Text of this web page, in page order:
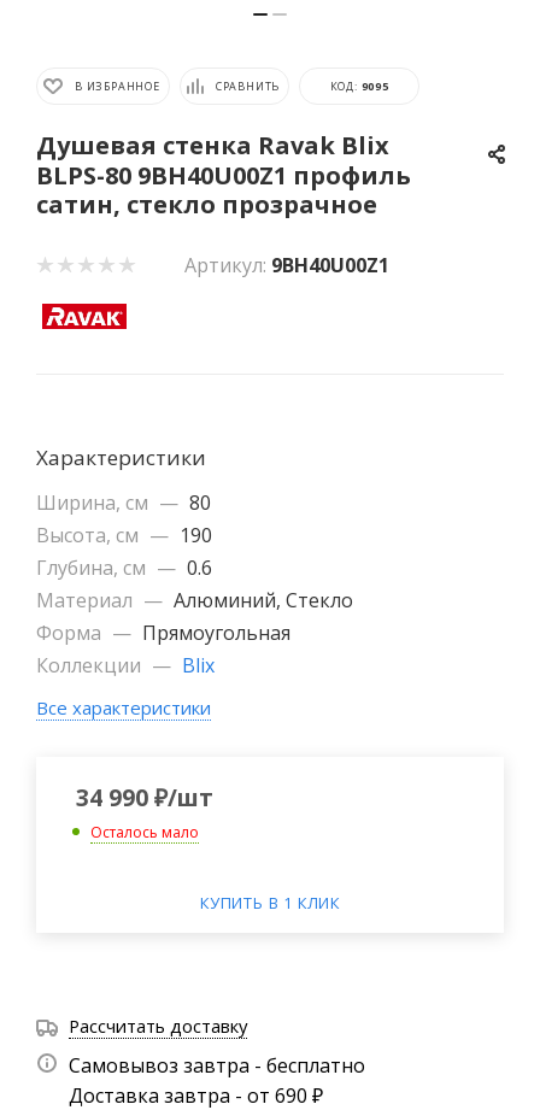
В ИЗБРАННОЕ СРАВНИТЬ КОД: 9095
Душевая стенка Ravak Blix
BLPS-80 9BH40U00Z1 профиль
сатин, стекло прозрачное
Артикул: 9BH40U00Z1
Характеристики
Ширина, см — 80
Высота, см — 190
Глубина, см — 0.6
Материал — Алюминий, Стекло
Форма — Прямоугольная
Коллекции — Blix
Все характеристики
34 990₽/шт
Осталось мало
КУПИТЬ В 1 КЛИК
Рассчитать доставку
Самовывоз завтра - бесплатно
Доставка завтра - от 690 ₽